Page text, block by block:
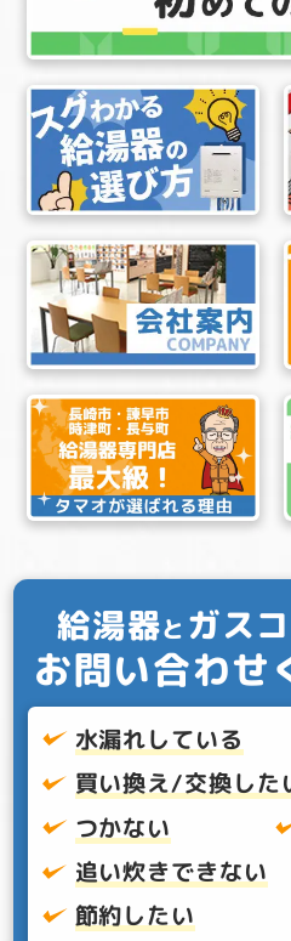
給湯器と ガス
お問い合わせ
水漏れしている
買い換え/交換した
つかない
追い炊きできない
節約したい